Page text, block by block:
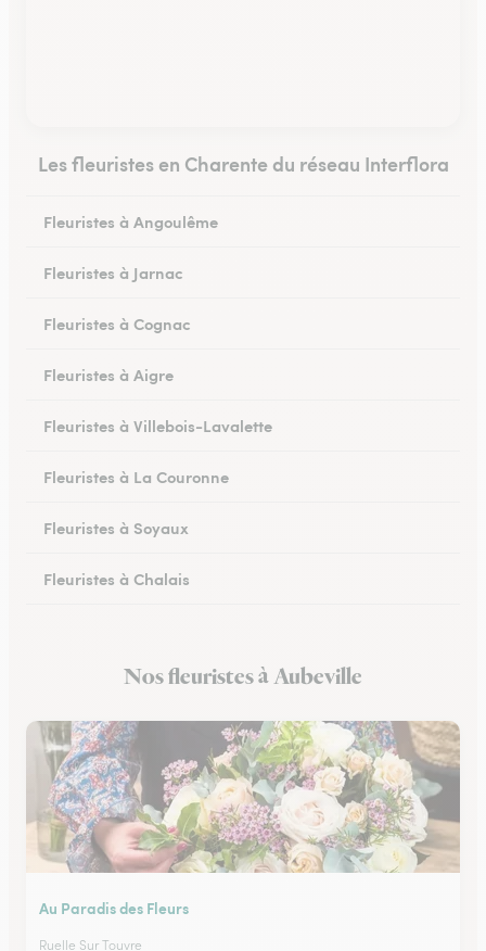
Les fleuristes en Charente du réseau Interflora
Fleuristes à Angoulême
Fleuristes à Jarnac
Fleuristes à Cognac
Fleuristes à Aigre
Fleuristes à Villebois-Lavalette
Fleuristes à La Couronne
Fleuristes à Soyaux
Fleuristes à Chalais
Fleuristes à Ruelle-sur-Touvre
Nos fleuristes à Aubeville
Au Paradis des Fleurs
Ruelle Sur Touvre